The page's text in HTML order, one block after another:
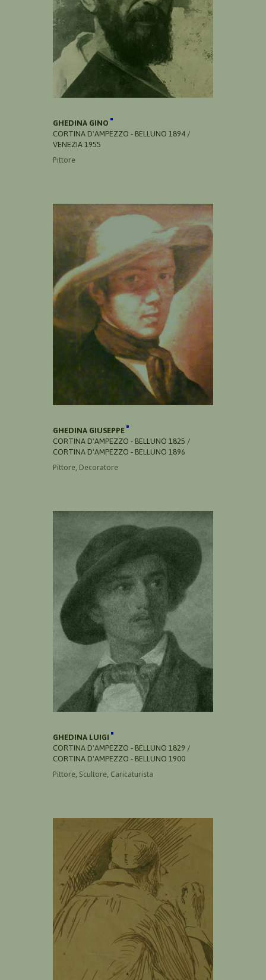
GHEDINA GINO
CORTINA D'AMPEZZO - BELLUNO 1894 /
VENEZIA 1955
Pittore
GHEDINA GIUSEPPE
CORTINA D'AMPEZZO - BELLUNO 1825 /
CORTINA D'AMPEZZO - BELLUNO 1896
Pittore, Decoratore
GHEDINA LUIGI
CORTINA D'AMPEZZO - BELLUNO 1829 /
CORTINA D'AMPEZZO - BELLUNO 1900
Pittore, Scultore, Caricaturista